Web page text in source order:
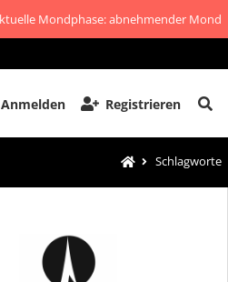
Mondphase: abnehmender Mond
Anmelden Registrieren
Schlagworte